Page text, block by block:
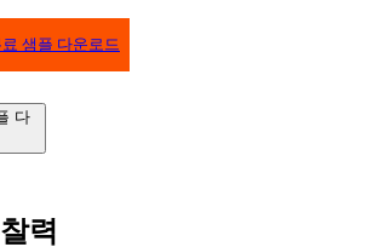
료 샘플 다운로드
다
력